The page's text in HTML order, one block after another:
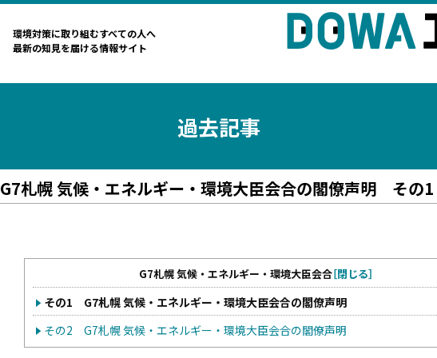
環境対策に取り組むすべての人へ
最新の知見を届ける情報サイト
過去記事
G7札幌 気候・エネルギー・環境大臣会合の閣僚声明 その1
G7札幌 気候・エネルギー・環境大臣会合［閉じる］
その1 G7札幌 気候・エネルギー・環境大臣会合の閣僚声明
その2 G7札幌 気候・エネルギー・環境大臣会合の閣僚声明